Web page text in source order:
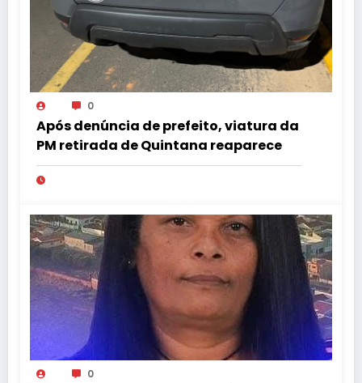
0
Após denúncia de prefeito, viatura da
PM retirada de Quintana reaparece
0